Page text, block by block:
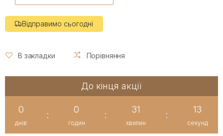
Відправимо сьогодні
В закладки Порівняння
До кінця акції
0
днів
:
0
годин
:
31
хвилин
:
12
секунд